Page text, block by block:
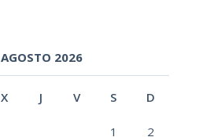
AGOSTO 2026
X J V S D
1 2